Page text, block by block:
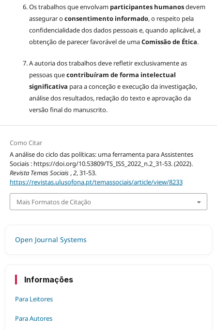
Os trabalhos que envolvam participantes humanosdevem
assegurar oconsentimento informado, o respeito pela
confidencialidade dos dados pessoais e, quando aplicável, a
obtenção de parecer favorável de umaComissão de Ética.
A autoria dos trabalhos deve refletir exclusivamente as
pessoas quecontribuíram de forma intelectual
significativa para a conceção e execução da investigação,
análise dos resultados, redação do texto e aprovação da
versão final do manuscrito.
Como Citar
A análise do ciclo das políticas: uma ferramenta para Assistentes
Sociais : https://doi.org/10.53809/TS_ISS_2022_n.2_31-53. (2022).
Revista Temas Sociais ,2, 31-53.
https://revistas.ulusofona.pt/temassociais/article/view/8233
Mais Formatos de Citação
Open Journal Systems
Informações
Para Leitores
Para Autores